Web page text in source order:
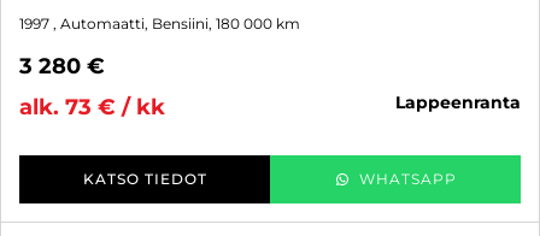
1997 , Automaatti, Bensiini, 180 000 km
3 280 €
alk. 73 € / kk
lappeenranta
KATSO TIEDOT WHATSAPP